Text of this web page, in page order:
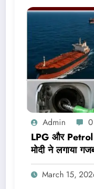
Admin 0
LPG और Petrol
मोदी ने लगाया
March 15,